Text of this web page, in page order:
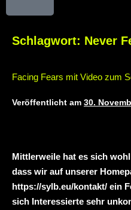
Duisburg
Necrotic
Bochum
Schlagwort: Never
Facing Fears mit Video zum
Veröffentlicht am 30.
Mittlerweile hat es sich
dass wir auf unserer
https://sylb.eu/kontakt/ ein
sich Interessierte sehr